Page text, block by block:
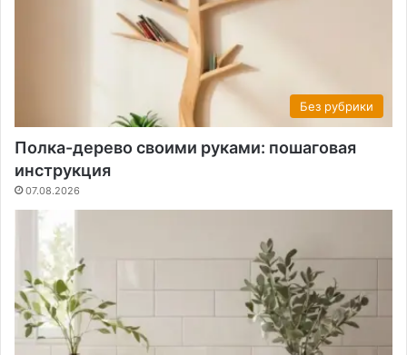
Без рубрики
Полка-дерево своими руками: пошаговая
инструкция
07.08.2026